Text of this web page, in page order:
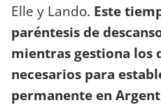
Elle y Lando. Este
paréntesis de
mientras gestiona los
necesarios para
permanente en